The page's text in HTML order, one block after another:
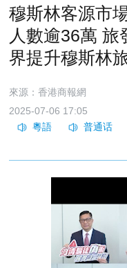
穆斯林客源市
人數逾36萬
界提升穆斯林
來源：香港商報網
2025-07-06 17:05